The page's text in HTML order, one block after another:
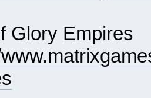
Glory Empires